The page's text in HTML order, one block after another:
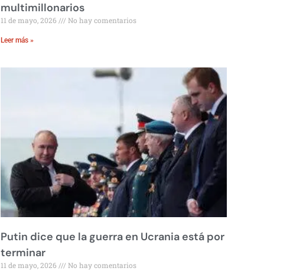
multimillonarios
11 de mayo, 2026 No hay comentarios
Leer más »
Putin dice que la guerra en Ucrania está por
terminar
11 de mayo, 2026 No hay comentarios